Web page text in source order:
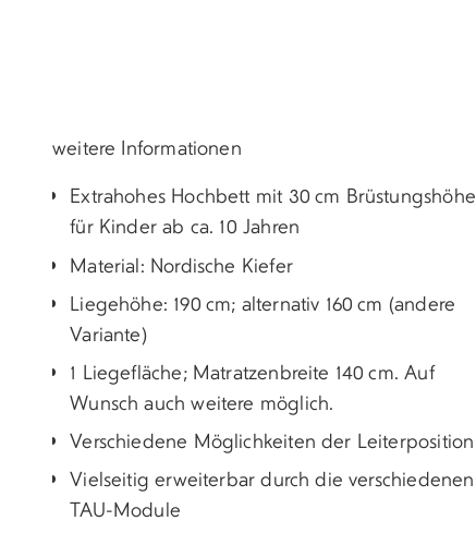
weitere Informationen
Extrahohes Hochbett mit 30 cm Brüstungshöhe
für Kinder ab ca. 10 Jahren
Material: Nordische Kiefer
Liegehöhe: 190 cm; alternativ 160 cm (andere
Variante)
1 Liegefläche; Matratzenbreite 140 cm. Auf
Wunsch auch weitere möglich.
Verschiedene Möglichkeiten der Leiterposition
Vielseitig erweiterbar durch die verschiedenen
TAU-Module